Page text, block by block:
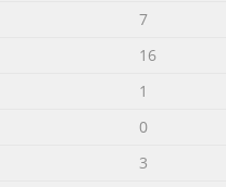
7
16
1
0
3